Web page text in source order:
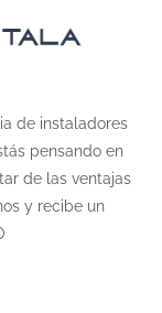
de instaladores
pensando en
de las ventajas
y recibe un